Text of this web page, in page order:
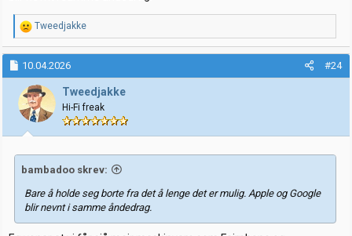
R
e
a
k
s
j
o
n
e
r
Tweedjakke
10.04.2026 #24
Tweedjakke
Hi-Fi freak
bambadoo skrev:
Bare å holde seg borte fra det å lenge det er mulig. Apple og Google
blir nevnt i samme åndedrag.